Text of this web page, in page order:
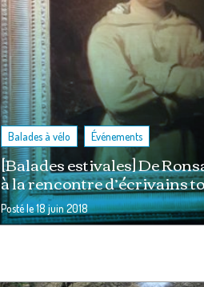
Balades à vélo Événements
[Balades estivales] De
à la rencontre d’écrivains
Posté le18 juin 2018